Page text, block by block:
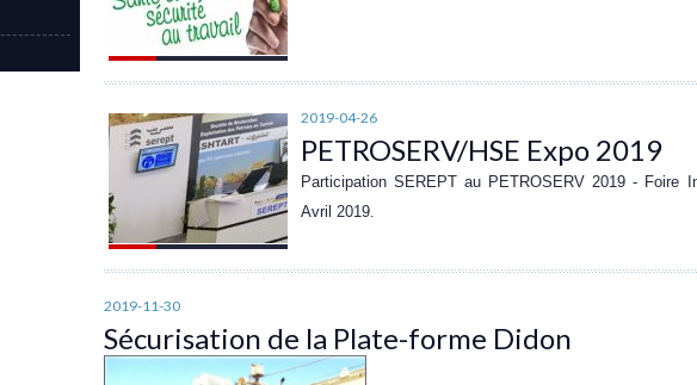
2019-04-26
PETROSERV/HSE Expo 2019
Participation SEREPT au PETROSERV 2019 - Foire
Avril 2019.
2019-11-30
Sécurisation de la Plate-forme Didon